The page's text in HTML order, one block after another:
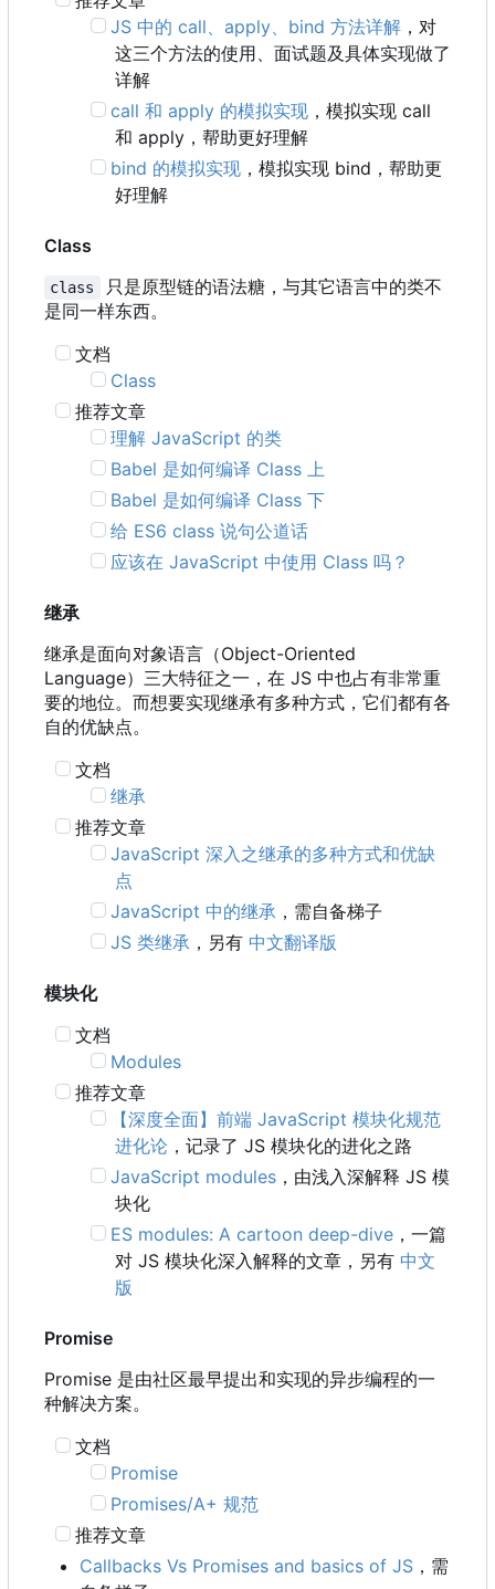
JS 中的 call、apply、bind 方法详解 ，对
这三个方法的使用、面试题及具体实现做了
详解
call 和 apply 的模拟实现 ，模拟实现 call
和 apply ， 帮助更好理解
bind 的模拟实现 ，模拟实现 bind ，帮助更
好理解
Class
class
只是原型链的语法糖，与其它语言中的类不
是同一样东西。
文档
Class
推荐文章
理解 JavaScript 的类
Babel 是如何编译 Class 上
Babel 是如何编译 Class 下
给 ES6 class 说句公道话
应该在 JavaScript 中使用 Class 吗？
继承
继承是面向对象语言 （Object-Oriented
Language） 三大特征之一 ， 在 JS 中也占有非常重
要的地位。而想要实现继承有多种方式，它们都有各
自的优缺点。
文档
继承
推荐文章
JavaScript 深入之继承的多种方式和优缺
点
JavaScript 中的继承 ，需自备梯子
JS 类继承 ，另有 中文翻译版
模块化
文档
Modules
推荐文章
【深度全面】前端 JavaScript 模块化规范
进化论 ，记录了 JS 模块化的进化之路
JavaScript modules ，由浅入深解释 JS 模
块化
ES modules: A cartoon deep-dive ，一篇
对 JS 模块化深入解释的文章，另有 中文
版
Promise
Promise 是由社区最早提出和实现的异步编程的一
种解决方案。
文档
Promise
Promises/A+ 规范
推荐文章
Callbacks Vs Promises and basics of JS ，需